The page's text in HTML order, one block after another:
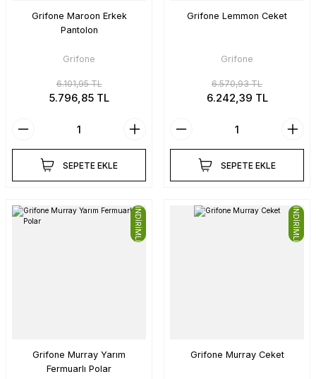
Grifone Maroon Erkek
Pantolon
Grifone
6.101,95 TL
5.796,85 TL
SEPETE EKLE
Grifone Lemmon Ceket
Grifone
6.570,93 TL
6.242,39 TL
SEPETE EKLE
İNDİRİMLİ
Grifone Murray Yarım
Fermuarlı Polar
İNDİRİMLİ
Grifone Murray Ceket